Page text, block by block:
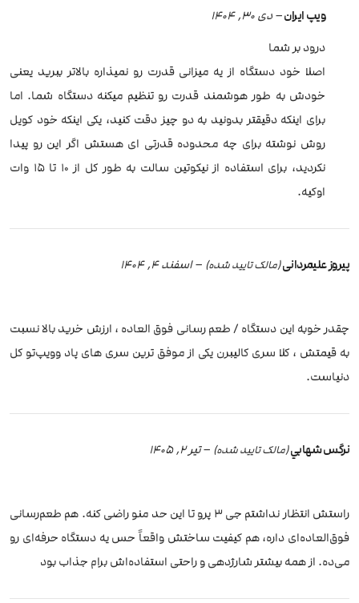
ویپ ایران– دی 30, 1404
درود بر شما
اصلا خود دستگاه از یه میزانی قدرت رو نمیذاره بالاتر ببرید یعنی
خودش به طور هوشمند قدرت رو تنظیم میکنه دستگاه شما. اما
برای اینکه دقیقتر بدونید به دو چیز دقت کنید، یکی اینکه خود کویل
روش نوشته برای چه محدوده قدرتی ای هستش اگر این رو پیدا
نکردید، برای استفاده از نیکوتین سالت به طور کل از 10 تا 15 وات
اوکیه.
پیروز علیمردانی(مالک تایید شده) –اسفند 4, 1404
چقدر خوبه این دستگاه / طعم رسانی فوق العاده ، ارزش خرید بالا نسبت
به قیمتش ، کلا سری کالیبرن یکی از موفق ترین سری های پاد و‌ویپ‌تو کل
دنیاست.
نرگس شهابي(مالک تایید شده) –تیر 2, 1405
راستش انتظار نداشتم جی ۳ پرو تا این حد منو راضی کنه. هم طعم‌رسانی
فوق‌العاده‌ای داره، هم کیفیت ساختش واقعاً حس یه دستگاه حرفه‌ای رو
می‌ده. از همه بیشتر شارژدهی و راحتی استفاده‌اش برام جذاب بود